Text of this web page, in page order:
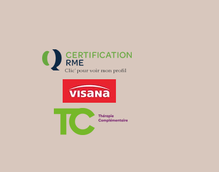
Clic' pour voir mon profil